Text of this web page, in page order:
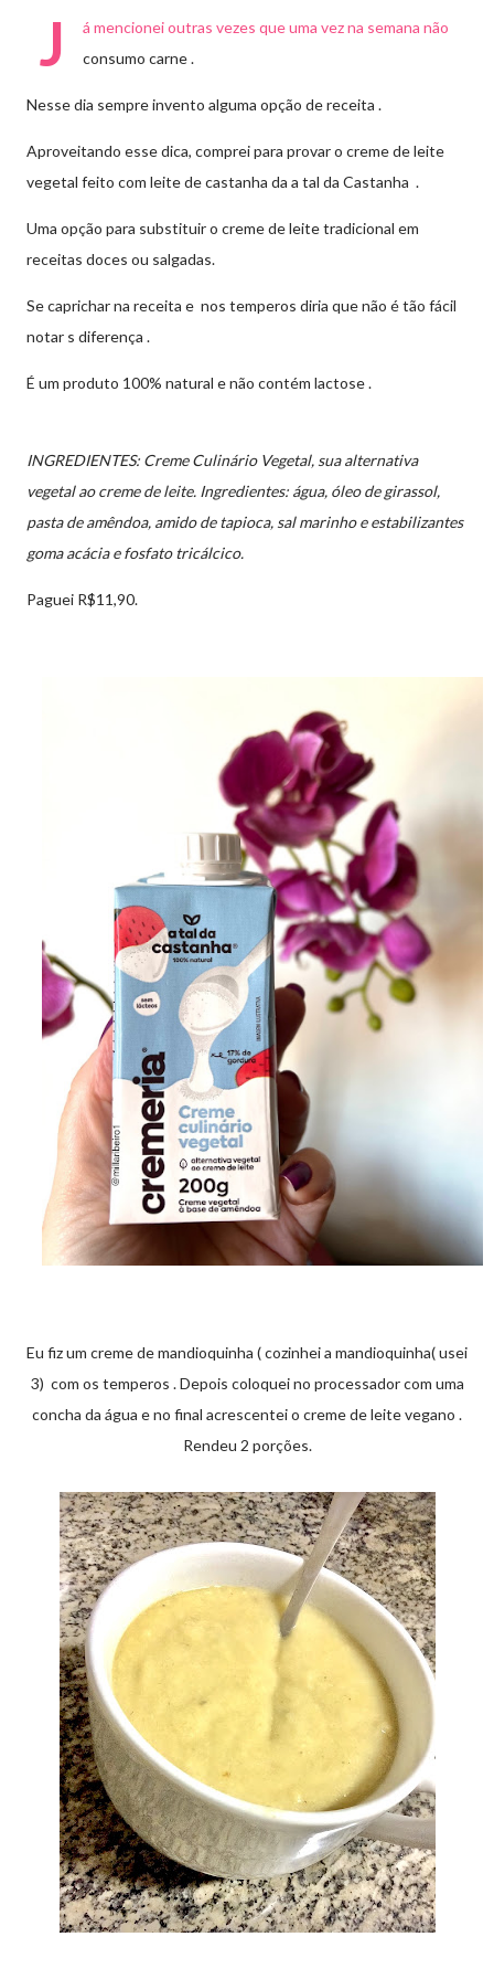
J
á mencionei outras vezes que uma vez na semana não
consumo carne .
Nesse dia sempre invento alguma opção de receita .
Aproveitando esse dica, comprei para provar o creme de leite
vegetal feito com leite de castanha da a tal da Castanha .
Uma opção para substituir o creme de leite tradicional em
receitas doces ou salgadas.
Se caprichar na receita e nos temperos diria que não é tão fácil
notar s diferença .
É um produto 100% natural e não contém lactose .
INGREDIENTES: Creme Culinário Vegetal, sua alternativa
vegetal ao creme de leite. Ingredientes: água, óleo de girassol,
pasta de amêndoa, amido de tapioca, sal marinho e estabilizantes
goma acácia e fosfato tricálcico.
Paguei R$11,90.
Eu fiz um creme de mandioquinha ( cozinhei a mandioquinha( usei
3) com os temperos . Depois coloquei no processador com uma
concha da água e no final acrescentei o creme de leite vegano .
Rendeu 2 porções.